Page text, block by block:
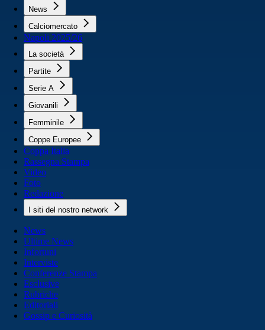
News
Calciomercato
Napoli 2025/26
La società
Partite
Serie A
Giovanili
Femminile
Coppe Europee
Coppa Italia
Rassegna Stampa
Video
Foto
Redazione
I siti del nostro network
News
Ultime News
Infortuni
Interviste
Conferenze Stampa
Esclusive
Rubriche
Editoriali
Gossip e Curiosità